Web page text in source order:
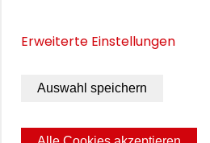
Stadtentwicklung und Wohnen
Erweiterte Einstellungen
Auswahl speichern